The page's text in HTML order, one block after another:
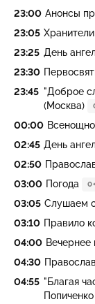
23:00 Анонсы
23:05
23:25 День
23:30
23:45 "Доброе
(Москва)
00:00
02:45 День
02:50
03:00 Погода 0+
03:05 Слушаем
03:10 Правило
04:00 Вечернее
04:30
04:55 "Благая
Попиченко